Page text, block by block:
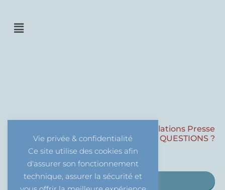
Menu
Professionnels/Relations Presse
DES QUESTIONS ?
CONTACT PROS
Vie privée & confidentialité
Ce site utilise des cookies afin
d'assurer son fonctionnement
technique, assurer la sécurité et